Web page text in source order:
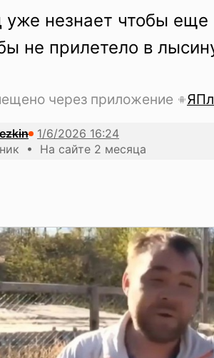
незнает чтобы еще
не прилетело в
через приложение
• На сайте 2 месяца